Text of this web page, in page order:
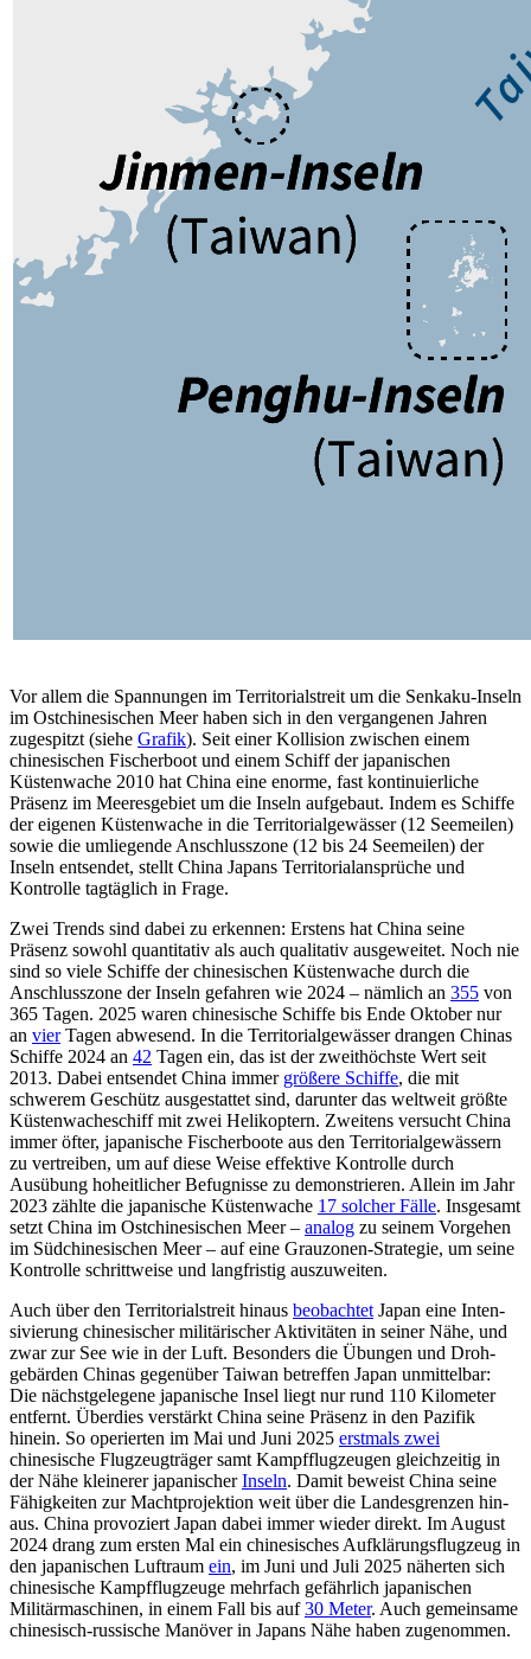
Vor allem die Spannungen im Territorial­streit um die Senkaku-Inseln
im Ostchine­sischen Meer haben sich in den vergangenen Jah­ren
zugespitzt (siehe Grafik). Seit einer Kollision zwischen einem
chinesischen Fischer­boot und einem Schiff der japanischen
Küstenwache 2010 hat China eine enorme, fast kontinuierliche
Präsenz im Meeresgebiet um die Inseln aufgebaut. Indem es Schiffe
der eigenen Küstenwache in die Territorial­gewässer (12 Seemeilen)
sowie die um­liegende Anschlusszone (12 bis 24 Seemeilen) der
Inseln entsendet, stellt China Japans Territorialansprüche und
Kontrolle tag­täg­lich in Frage.
Zwei Trends sind dabei zu erkennen: Erstens hat China seine
Präsenz sowohl quantitativ als auch qualitativ aus­geweitet. Noch nie
sind so viele Schiffe der chinesischen Küstenwache durch die
Anschluss­zone der Inseln gefahren wie 2024 – näm­lich an 355 von
365 Tagen. 2025 waren chinesische Schiffe bis Ende Oktober nur
an vierTagen abwesend. In die Territorial­gewässer drangen Chinas
Schiffe 2024 an 42 Tagen ein, das ist der zweithöchste Wert seit
2013. Dabei entsendet China immer größere Schiffe, die mit
schwerem Geschütz ausgestattet sind, darunter das weltweit größte
Küstenwacheschiff mit zwei Heli­koptern. Zweitens versucht China
immer öfter, japanische Fischerboote aus den Ter­ri­torialgewässern
zu ver­treiben, um auf diese Weise effek­tive Kontrolle durch
Ausübung hoheit­licher Befugnisse zu demonstrieren. Allein im Jahr
2023 zählte die japanische Küsten­wache 17 solcher Fälle. Insgesamt
setzt China im Ostchinesischen Meer – analog zu seinem Vorgehen
im Südchine­sischen Meer – auf eine Grauzonen-Strate­gie, um seine
Kontrolle schrittweise und langfristig auszuweiten.
Auch über den Territorialstreit hinaus beobachtet Japan eine Inten­
sivierung chinesischer militärischer Akti­vitäten in seiner Nähe, und
zwar zur See wie in der Luft. Besonders die Übungen und Droh­
gebär­den Chinas gegen­über Tai­wan betref­fen Japan unmittelbar:
Die nächst­gelegene japanische Insel liegt nur rund 110 Kilo­meter
entfernt. Überdies verstärkt China seine Präsenz in den Pazifik
hinein. So operierten im Mai und Juni 2025 erst­mals zwei
chinesische Flugzeugträger samt Kampfflugzeugen gleichzeitig in
der Nähe kleinerer japanischerInseln. Damit beweist China seine
Fähigkeiten zur Macht­projek­tion weit über die Landesgrenzen hin­
aus. China provoziert Japan dabei immer wieder direkt. Im August
2024 drang zum ersten Mal ein chinesisches Aufklärungs­flugzeug in
den japanischen Luftraum ein, im Juni und Juli 2025 näherten sich
chinesische Kampfflugzeuge mehrfach gefährlich japanischen
Militärmaschinen, in einem Fall bis auf30 Meter. Auch gemeinsame
chinesisch-russische Manöver in Japans Nähe haben zugenommen.